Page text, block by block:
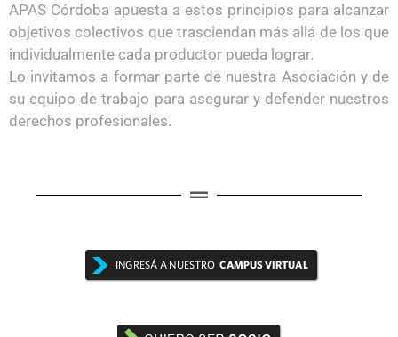
APAS Córdoba apuesta a estos principios para alcanzar
objetivos colectivos que trasciendan más allá de los que
individualmente cada productor pueda lograr.
Lo invitamos a formar parte de nuestra Asociación y de
su equipo de trabajo para asegurar y defender nuestros
derechos profesionales.